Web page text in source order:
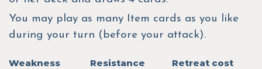
You may play as many Item cards as you like
during your turn (before your attack).
Weakness
Resistance
Retreat cost